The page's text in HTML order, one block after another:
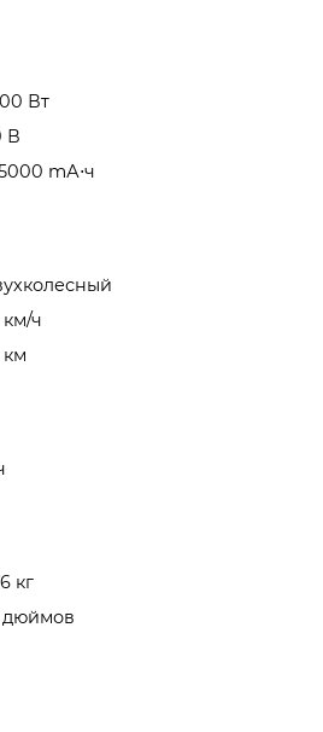
Вт
В
mА⋅ч
км/ч
км
кг
дюймов